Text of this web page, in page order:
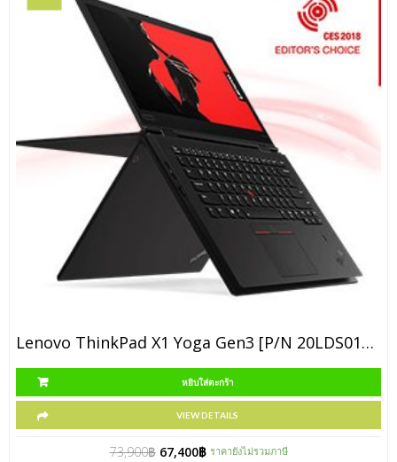
Lenovo ThinkPad X1 Yoga Gen3 [P/N 20LDS01H00]
หยิบใส่ตะกร้า
VIEW DETAILS
73,900฿ 67,400฿ ราคายังไม่รวมภาษี